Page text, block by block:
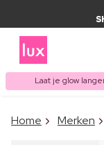
Laat je glow
Home Merken